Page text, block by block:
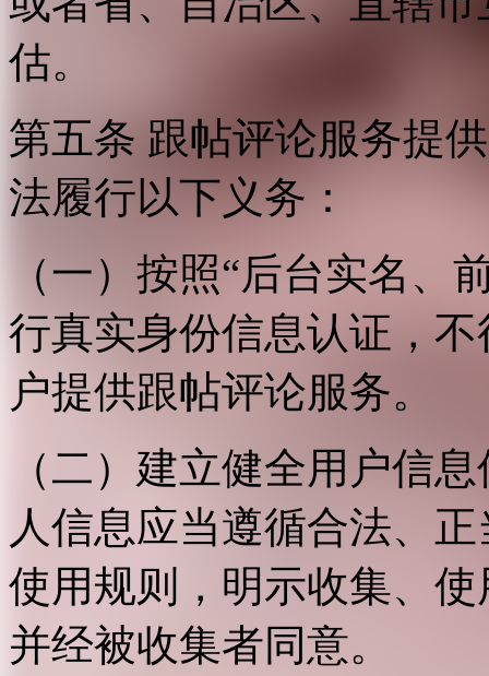
估。
第五条 跟帖评论服务提
法履行以下义务：
（一）按照“后台实名、
行真实身份信息认证，
户提供跟帖评论服务。
（二）建立健全用户信
人信息应当遵循合法、
使用规则，明示收集、
并经被收集者同意。